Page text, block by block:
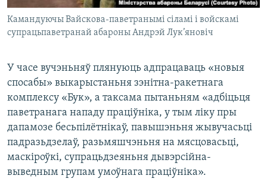
Камандуючы Вайскова-паветранымі сіламі і войскамі
супрацьпаветранай абароны Андрэй Лук’яновіч
У часе вучэньняў плянуюць адпрацаваць «новыя
спосабы» выкарыстаньня зэнітна-ракетнага
комплексу «Бук», а таксама пытаньням «адбіцьця
паветранага нападу праціўніка, у тым ліку пры
дапамозе бесьпілётнікаў, павышэньня жывучасьці
падразьдзелаў, разьмяшчэньня на мясцовасьці,
маскіроўкі, супрацьдзеяньня дывэрсійна-
выведным групам умоўнага праціўніка».